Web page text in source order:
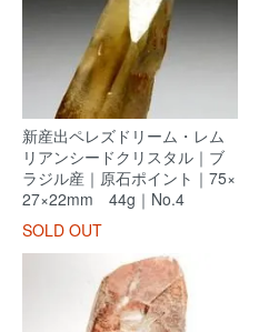
新産出ペレズドリーム・レム
リアンシードクリスタル｜ブ
ラジル産｜原石ポイント｜75×
27×22mm 44g｜No.4
SOLD OUT